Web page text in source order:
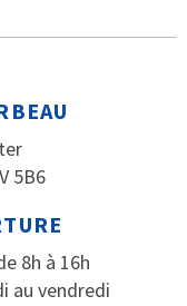
5B6
8h à 16h
au vendredi